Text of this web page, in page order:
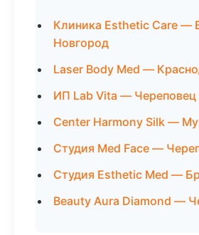
Клиника Esthetic Care —
Новгород
Laser Body Med —
ИП Lab Vita — Череповец
Center Harmony Silk —
Студия Med Face —
Студия Esthetic Med —
Beauty Aura Diamond —